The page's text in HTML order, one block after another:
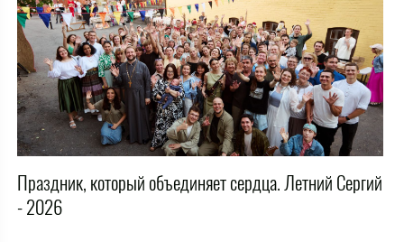
Праздник, который объединяет сердца. Летний Сергий
- 2026